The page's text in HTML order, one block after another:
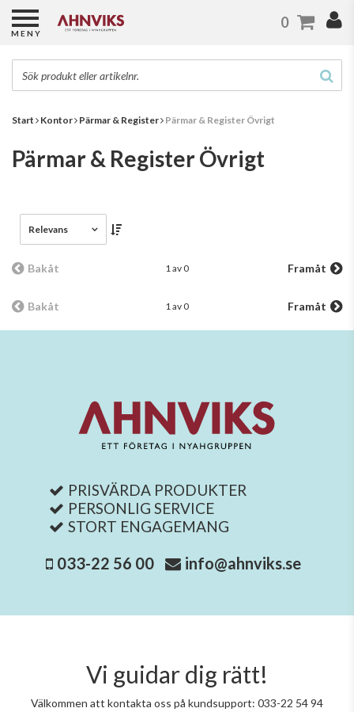
Start Kontor Pärmar & Register Pärmar & Register Övrigt
Pärmar & Register Övrigt
Relevans
Bakåt 1 av 0 Framåt
Bakåt 1 av 0 Framåt
PRISVÄRDA PRODUKTER
PERSONLIG SERVICE
STORT ENGAGEMANG
033-22 56 00 info@ahnviks.se
Vi guidar dig rätt!
Välkommen att kontakta oss på kundsupport: 033-22 54 94
MENY
0